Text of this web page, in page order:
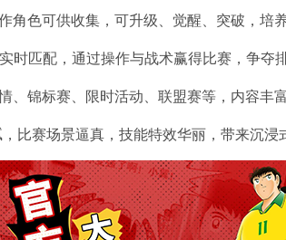
角色可供收集，可升级、觉醒、突破，培
时匹配，通过操作与战术赢得比赛，争夺排
、锦标赛、限时活动、联盟赛等，内容丰富
比赛场景逼真，技能特效华丽，带来沉浸